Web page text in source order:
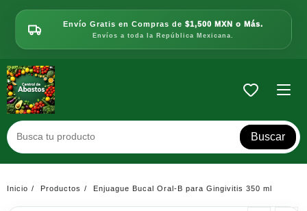
contenido
Envío Gratis en Compras de $1,500 MXN o Más.
Envíos a toda la República Mexicana.
Buscar
Inicio Productos Enjuague Bucal Oral-B para Gingivitis 350 ml